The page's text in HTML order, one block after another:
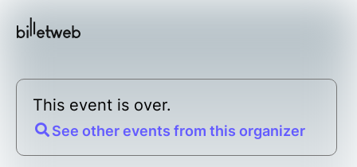
This event is over.
See other events from this organizer